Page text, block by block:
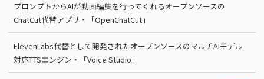
プロンプトからAIが動画編集を行ってくれるオープンソースの
ChatCut代替アプリ・「OpenChatCut」
ElevenLabs代替として開発されたオープンソースのマルチAIモデル
対応TTSエンジン・「Voice Studio」